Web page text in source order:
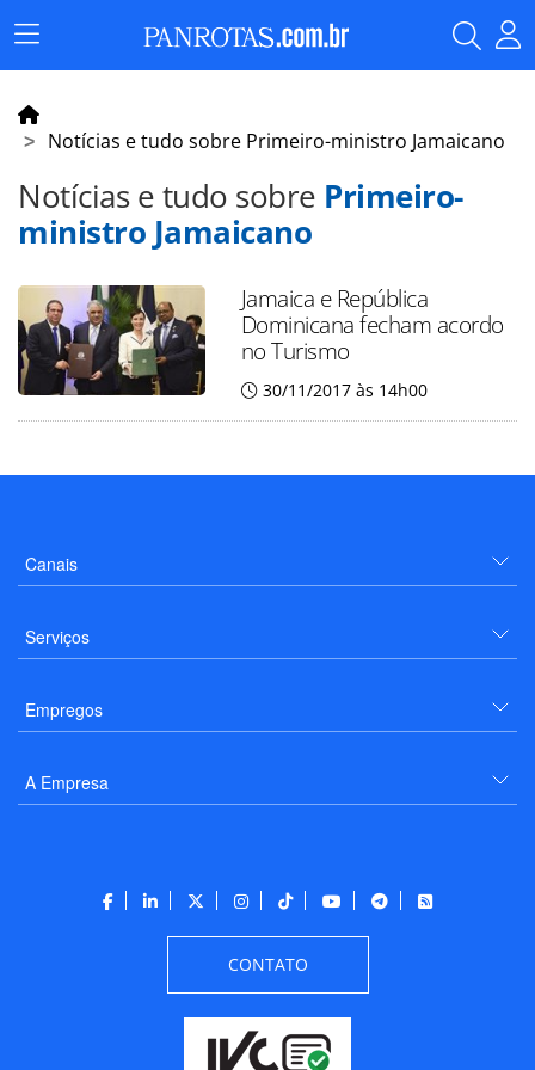
Menu
Principal
Notícias e tudo sobre Primeiro-ministro Jamaicano
Notícias e tudo sobre Primeiro-
ministro Jamaicano
Jamaica e República
Dominicana fecham acordo
no Turismo
30/11/2017 às 14h00
Canais
Serviços
Empregos
A Empresa
CONTATO